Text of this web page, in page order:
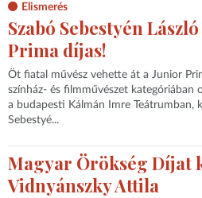
Elismerés
Szabó Sebestyén
Prima díjas!
Öt fiatal művész vehette át a Junior
színház- és filmművészet kategóriában
a budapesti Kálmán Imre Teátrumban,
Sebestyé...
Magyar Örökség Díjat
Vidnyánszky Attila